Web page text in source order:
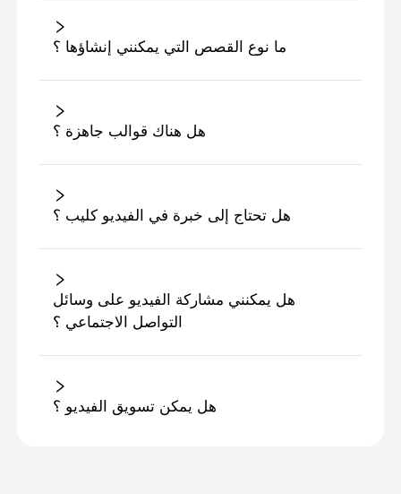
ما نوع القصص التي يمكنني إنشاؤها ؟
هل هناك قوالب جاهزة ؟
هل تحتاج إلى خبرة في الفيديو كليب ؟
هل يمكنني مشاركة الفيديو على وسائل
التواصل الاجتماعي ؟
هل يمكن تسويق الفيديو ؟